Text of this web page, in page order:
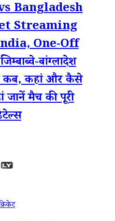
Bangladesh
Streaming
One-Off
बांग्लादेश
कब, कहां और कैसे
जानें मैच की पूरी